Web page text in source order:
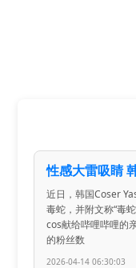
性感大雷吸睛
近日，韩国Coser
毒蛇，并附文称“毒
cos献给哔哩哔哩的
的粉丝数
2026-04-14 06:30:03